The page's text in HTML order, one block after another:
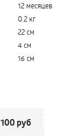
12 месяцев
0.2 кг
22 см
4 см
16 см
100 руб